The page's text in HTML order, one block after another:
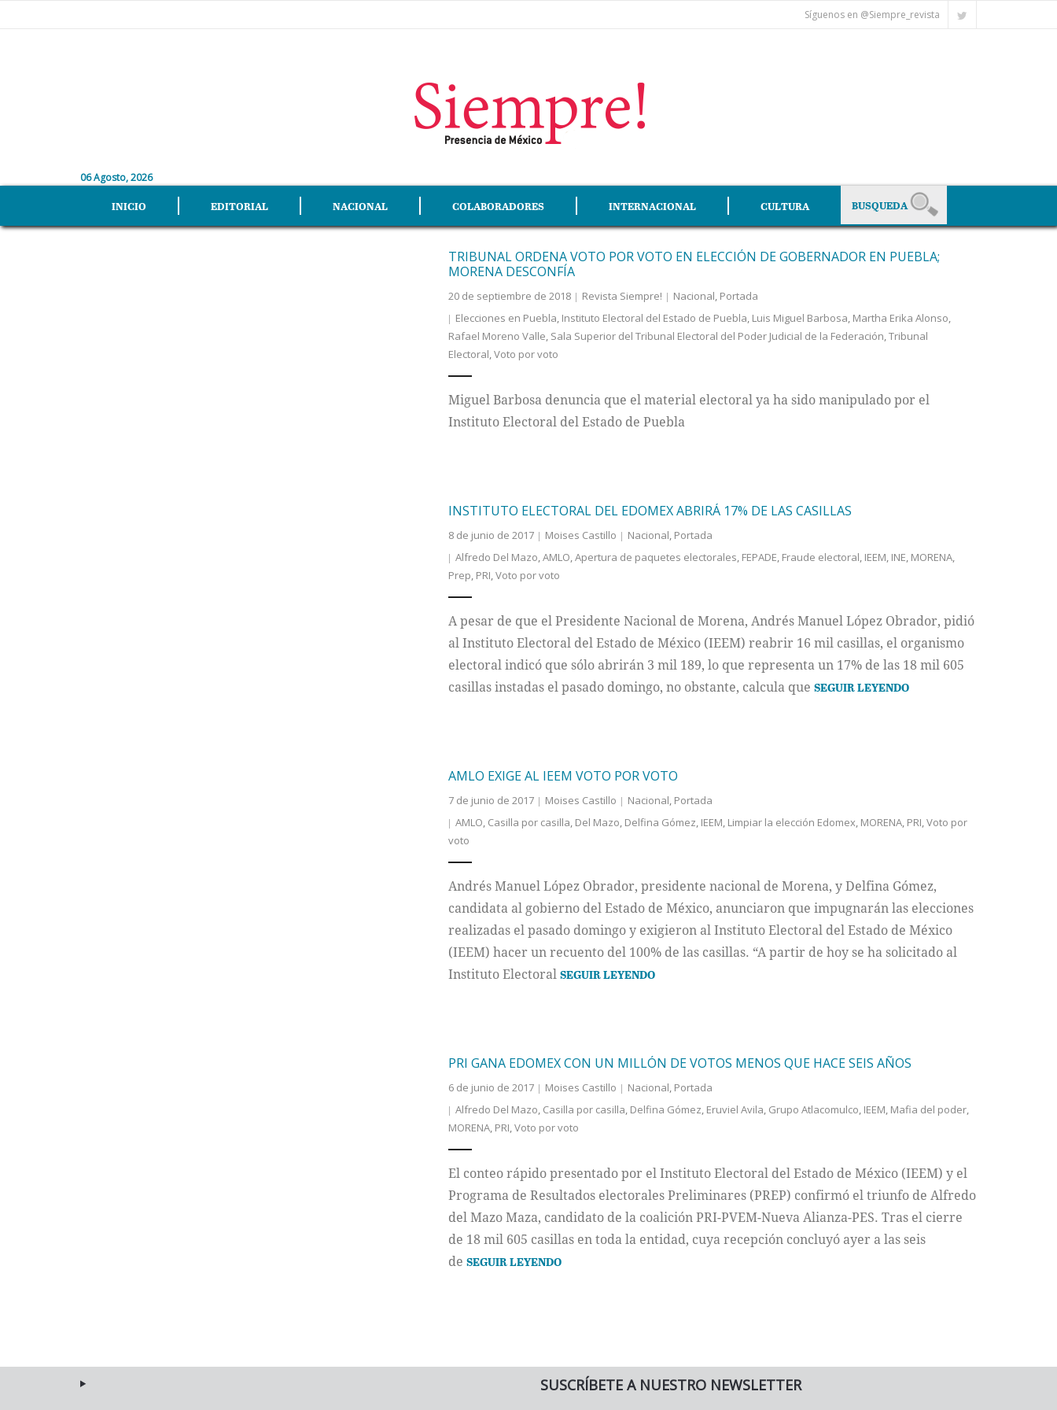
Síguenos en @Siempre_revista
06 Agosto, 2026
INICIO EDITORIAL NACIONAL COLABORADORES INTERNACIONAL CULTURA
TRIBUNAL ORDENA VOTO POR VOTO EN ELECCIÓN DE GOBERNADOR EN PUEBLA;
MORENA DESCONFÍA
20 de septiembre de 2018 Revista Siempre! Nacional, Portada
Elecciones en Puebla, Instituto Electoral del Estado de Puebla, Luis Miguel Barbosa, Martha Erika Alonso,
Rafael Moreno Valle, Sala Superior del Tribunal Electoral del Poder Judicial de la Federación,Tribunal
Electoral,Voto por voto
Miguel Barbosa denuncia que el material electoral ya ha sido manipulado por el
Instituto Electoral del Estado de Puebla
INSTITUTO ELECTORAL DEL EDOMEX ABRIRÁ 17% DE LAS CASILLAS
8 de junio de 2017 Moises Castillo Nacional, Portada
Alfredo Del Mazo,AMLO,Apertura de paquetes electorales, FEPADE, Fraude electoral, IEEM, INE, MORENA,
Prep, PRI,Voto por voto
A pesar de que el Presidente Nacional de Morena, Andrés Manuel López Obrador, pidió
al Instituto Electoral del Estado de México (IEEM) reabrir 16 mil casillas, el organismo
electoral indicó que sólo abrirán 3 mil 189, lo que representa un 17% de las 18 mil 605
casillas instadas el pasado domingo, no obstante, calcula que SEGUIR LEYENDO
AMLO EXIGE AL IEEM VOTO POR VOTO
7 de junio de 2017 Moises Castillo Nacional, Portada
AMLO, Casilla por casilla, Del Mazo, Delfina Gómez, IEEM, Limpiar la elección Edomex, MORENA, PRI,Voto por
voto
Andrés Manuel López Obrador, presidente nacional de Morena, y Delfina Gómez,
candidata al gobierno del Estado de México, anunciaron que impugnarán las elecciones
realizadas el pasado domingo y exigieron al Instituto Electoral del Estado de México
(IEEM) hacer un recuento del 100% de las casillas. “A partir de hoy se ha solicitado al
Instituto ElectoralSEGUIR LEYENDO
PRI GANA EDOMEX CON UN MILLÓN DE VOTOS MENOS QUE HACE SEIS AÑOS
6 de junio de 2017 Moises Castillo Nacional, Portada
Alfredo Del Mazo, Casilla por casilla, Delfina Gómez, Eruviel Avila, Grupo Atlacomulco, IEEM, Mafia del poder,
MORENA, PRI,Voto por voto
El conteo rápido presentado por el Instituto Electoral del Estado de México (IEEM) y el
Programa de Resultados electorales Preliminares (PREP) confirmó el triunfo de Alfredo
del Mazo Maza, candidato de la coalición PRI-PVEM-Nueva Alianza-PES. Tras el cierre
de 18 mil 605 casillas en toda la entidad, cuya recepción concluyó ayer a las seis
de SEGUIR LEYENDO
SUSCRÍBETE A NUESTRO NEWSLETTER